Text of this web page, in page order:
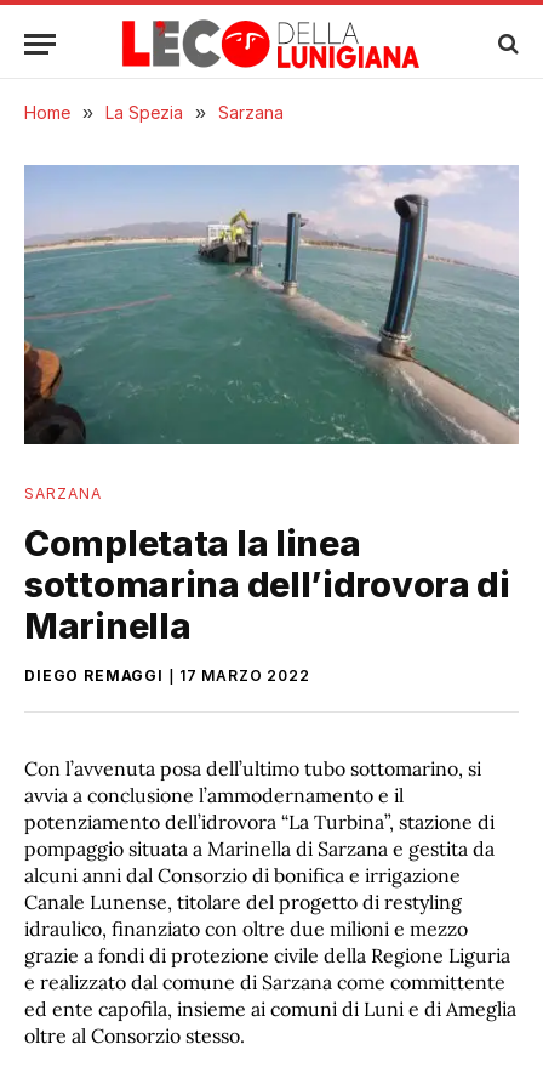
Home » La Spezia » Sarzana
SARZANA
Completata la linea
sottomarina dell’idrovora di
Marinella
DIEGO REMAGGI 17 MARZO 2022
Con l’avvenuta posa dell’ultimo tubo sottomarino, si
avvia a conclusione l’ammodernamento e il
potenziamento dell’idrovora “La Turbina”, stazione di
pompaggio situata a Marinella di Sarzana e gestita da
alcuni anni dal Consorzio di bonifica e irrigazione
Canale Lunense, titolare del progetto di restyling
idraulico, finanziato con oltre due milioni e mezzo
grazie a fondi di protezione civile della Regione Liguria
e realizzato dal comune di Sarzana come committente
ed ente capofila, insieme ai comuni di Luni e di Ameglia
oltre al Consorzio stesso.